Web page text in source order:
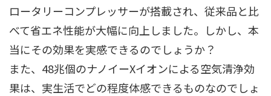
ロータリーコンプレッサーが搭載され、従来品と比
べて省エネ性能が大幅に向上しました。しかし、本
当にその効果を実感できるのでしょうか？
また、48兆個のナノイーXイオンによる空気清浄効
果は、実生活でどの程度体感できるものなのでしょ